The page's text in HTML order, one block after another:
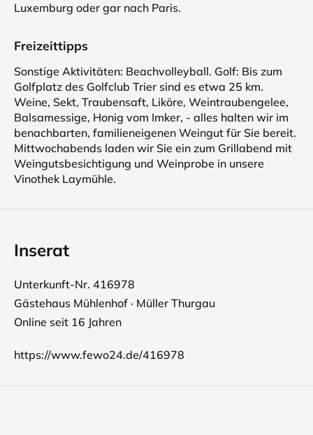
Luxemburg oder gar nach Paris.
Freizeittipps
Sonstige Aktivitäten: Beachvolleyball. Golf: Bis zum
Golfplatz des Golfclub Trier sind es etwa 25 km.
Weine, Sekt, Traubensaft, Liköre, Weintraubengelee,
Balsamessige, Honig vom Imker, - alles halten wir im
benachbarten, familieneigenen Weingut für Sie bereit.
Mittwochabends laden wir Sie ein zum Grillabend mit
Weingutsbesichtigung und Weinprobe in unsere
Vinothek Laymühle.
Inserat
Unterkunft-Nr. 416978
Gästehaus Mühlenhof · Müller Thurgau
Online seit 16 Jahren
https://www.fewo24.de/416978